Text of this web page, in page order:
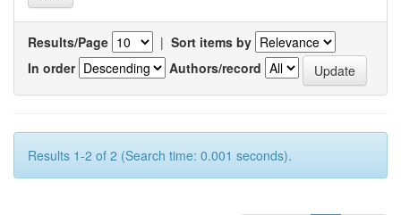
Results/Page | Sort items by
In order
Authors/record
Results 1-2 of 2 (Search time: 0.001 seconds).